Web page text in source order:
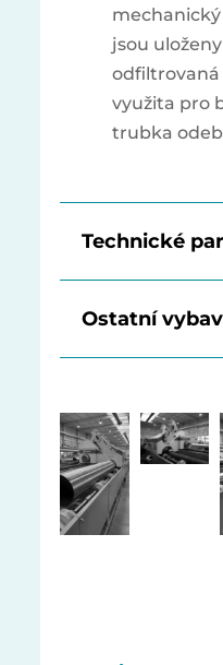
jsou
odfiltrovaná
využita pro
trubka
Technické
Ostatní